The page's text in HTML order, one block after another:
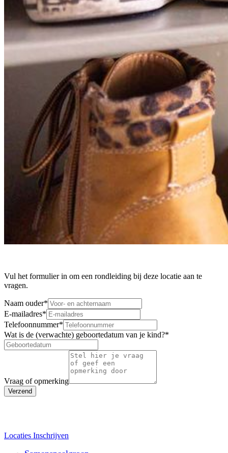
Vul het formulier in om een rondleiding bij deze locatie aan te
vragen.
Naam ouder*
E-mailadres*
Telefoonnummer*
Wat is de (verwachte) geboortedatum van je kind?*
Vraag of opmerking
Verzend
Locaties Inschrijven